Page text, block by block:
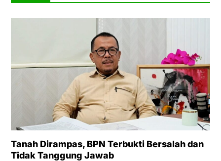
Tanah Dirampas, BPN Terbukti Bersalah dan
Tidak Tanggung Jawab